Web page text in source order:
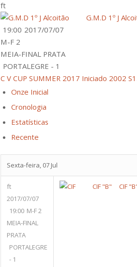
ft
G.M.D 1º J
2017/07/07
19:00
M-F 2
MEIA-FINAL PRATA
PORTALEGRE - 1
C V CUP SUMMER 2017 Iniciado 2002
Onze Inicial
Cronologia
Estatísticas
Recente
Sexta-feira, 07 Jul
ft
2017/07/07
19:00 M-F 2
MEIA-FINAL
PRATA
PORTALEGRE
- 1
CIF "B" CIF